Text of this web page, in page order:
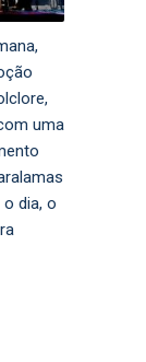
uma
dia, o